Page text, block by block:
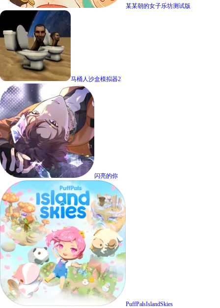
某某朝的女子乐坊测试版
马桶人沙盒模拟器2
闪亮的你
PuffPalsIslandSkies